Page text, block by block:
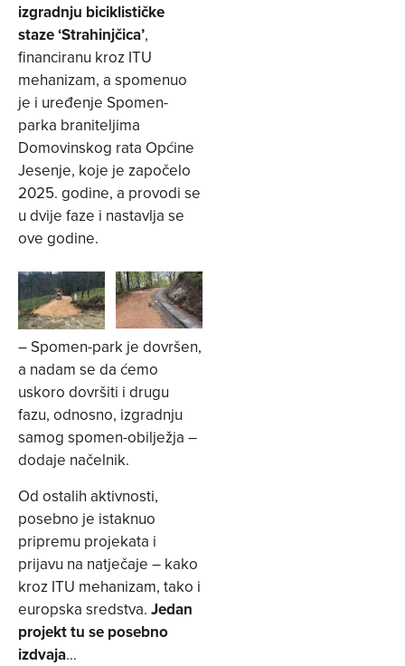
izgradnju biciklističke
staze ‘Strahinjčica’,
financiranu kroz ITU
mehanizam, a spomenuo
je i uređenje Spomen-
parka braniteljima
Domovinskog rata Općine
Jesenje, koje je započelo
2025. godine, a provodi se
u dvije faze i nastavlja se
ove godine.
– Spomen-park je dovršen,
a nadam se da ćemo
uskoro dovršiti i drugu
fazu, odnosno, izgradnju
samog spomen-obilježja –
dodaje načelnik.
Od ostalih aktivnosti,
posebno je istaknuo
pripremu projekata i
prijavu na natječaje – kako
kroz ITU mehanizam, tako i
europska sredstva. Jedan
projekt tu se posebno
izdvaja…